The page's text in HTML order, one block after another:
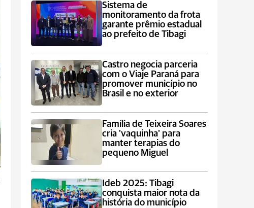
Sistema de
monitoramento da frota
garante prêmio estadual
ao prefeito de Tibagi
Castro negocia parceria
com o Viaje Paraná para
promover município no
Brasil e no exterior
Família de Teixeira Soares
cria 'vaquinha' para
manter terapias do
pequeno Miguel
Ideb 2025: Tibagi
conquista maior nota da
história do município